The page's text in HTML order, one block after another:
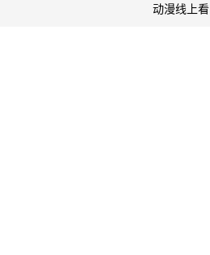
动漫线上看